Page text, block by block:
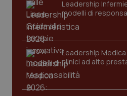
Leadership
modelli di
Leadership
clinici ad alte
tracking-sites-ironfish-
tracking-enable